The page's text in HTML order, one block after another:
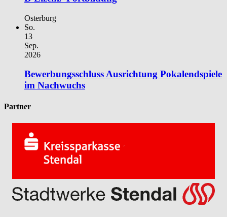
Osterburg
So.
13
Sep.
2026
Bewerbungsschluss Ausrichtung Pokalendspiele
im Nachwuchs
Partner